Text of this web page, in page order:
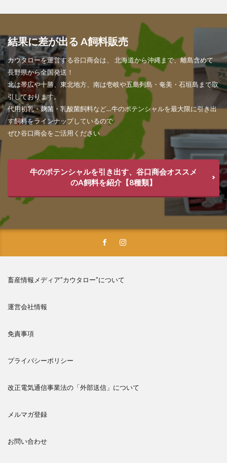
結果に差が出る A飼料販売
カウタローを運営する谷口商会は、 北海道から沖縄まで、離島含めて
長野県から全国発送！
北は帯広や十勝、東北地方、南は壱岐や五島列島・奄美・石垣島まで取
引しております。
代用初乳・麹菌・乳酸菌飼料など…牛のポテンシャルを最大限に引き出
す飼料をラインナップしているので
ぜひ谷口商会をご活用ください
牛のポテンシャルを引き出す、谷口商会オススメ
のA飼料を紹介【8種類】
畜産情報メディア”カウタロー”について
運営会社情報
免責事項
プライバシーポリシー
改正電気通信事業法の「外部送信」について
メルマガ登録
お問い合わせ